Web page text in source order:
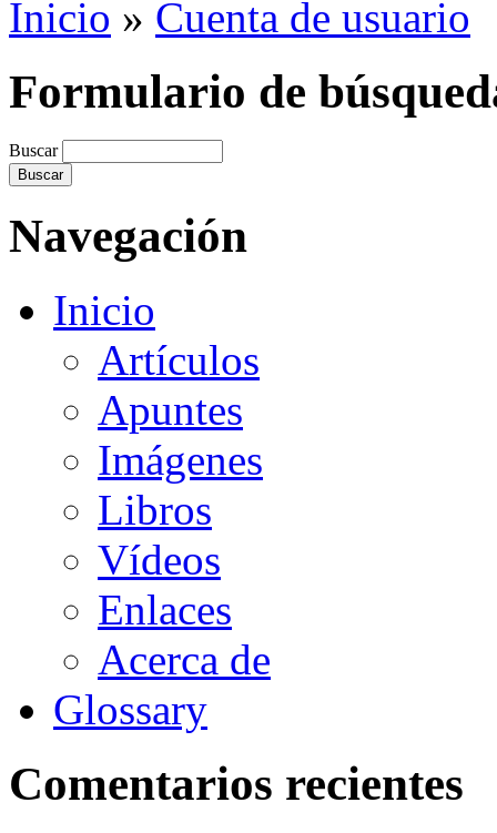
Inicio » Cuenta de usuario
Formulario de
Buscar
Navegación
Inicio
Artículos
Apuntes
Imágenes
Libros
Vídeos
Enlaces
Acerca de
Glossary
Comentarios recientes